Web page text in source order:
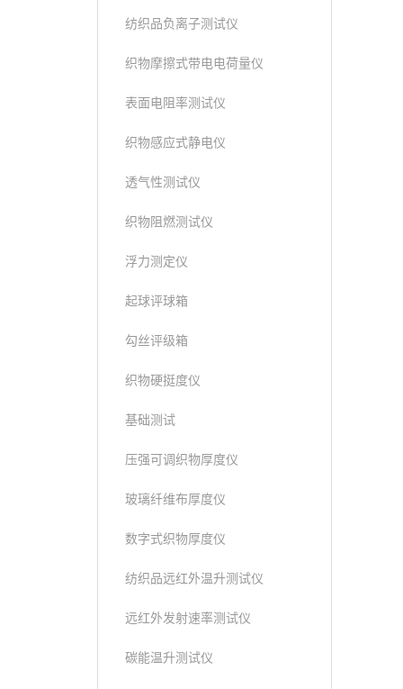
纺织品负离子测试仪
织物摩擦式带电电荷量仪
表面电阻率测试仪
织物感应式静电仪
透气性测试仪
织物阻燃测试仪
浮力测定仪
起球评球箱
勾丝评级箱
织物硬挺度仪
基础测试
压强可调织物厚度仪
玻璃纤维布厚度仪
数字式织物厚度仪
纺织品远红外温升测试仪
远红外发射速率测试仪
碳能温升测试仪